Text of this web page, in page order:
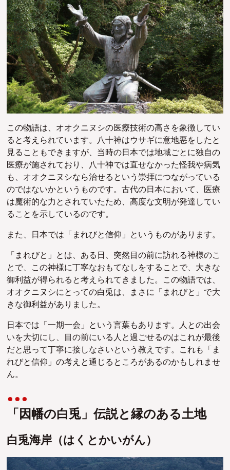
この物語は、オオクニヌシの医療技術の高さを象徴してい
ると考えられています。八十神はウサギに意地悪をしたと
見ることもできますが、当時の日本では地域ごとに独自の
医療が施されており、八十神では直せなかった怪我や病気
も、オオクニヌシなら治せるという崇拝につながっている
のではないかというものです。古代の日本において、医療
は魔術的な力とされていたため、高度な文明が発達してい
ることを示しているのです。
また、日本では「まれびと信仰」というものがあります。
「まれびと」とは、ある日、突然目の前に訪れる神様のこ
とで、この神様に丁寧なおもてなしをすることで、大きな
御利益が得られると考えられてきました。この物語では、
オオクニヌシにとっての白兎は、まさに「まれびと」で大
きな御利益がありました。
日本では「一期一会」という言葉もあります。人との出会
いを大切にし、目の前にいる人と過ごせるのはこれが最後
だと思って丁寧に接しなさいという教えです。これも「ま
れびと信仰」の考えと通じるところがあるのかもしれませ
ん。
「因幡の白兎」伝説と縁のある土地
白兎海岸（はくとかいがん）